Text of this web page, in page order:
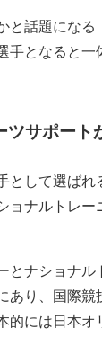
と話題になる
手となると一
ツサポート
として選ばれ
ョナルトレー
とナショナル
あり、国際競
的には日本オ